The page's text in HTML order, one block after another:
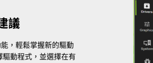
議
，輕鬆掌握新的驅動
動程式，並選擇在有